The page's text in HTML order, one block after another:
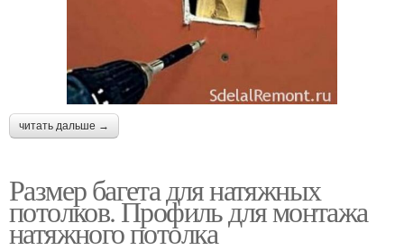
читать дальше →
Размер багета для натяжных
потолков. Профиль для монтажа
натяжного потолка